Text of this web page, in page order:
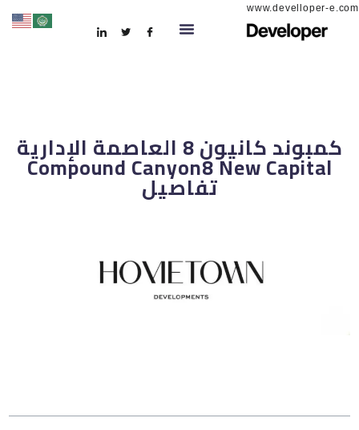
www.develloper-e.com
كمبوند كانيون 8 العاصمة الإدارية
Compound Canyon8 New Capital
تفاصيل